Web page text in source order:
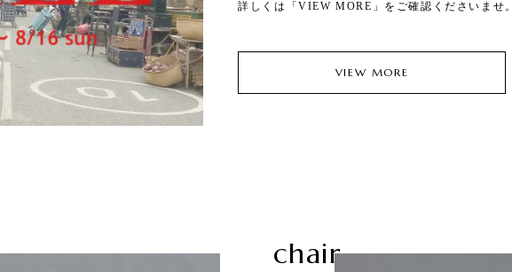
詳しくは「VIEW MORE」をご確認くださいませ。
VIEW MORE
chair